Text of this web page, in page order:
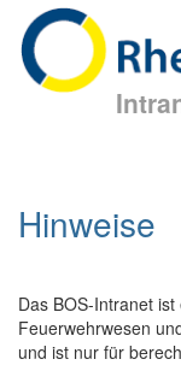
Hinweise
Das BOS-Intranet
Feuerwehrwesen
und ist nur für